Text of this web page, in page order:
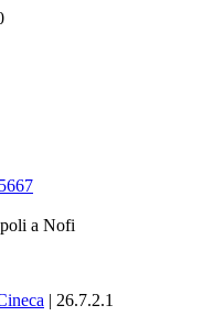
a Nofi
| 26.7.2.1